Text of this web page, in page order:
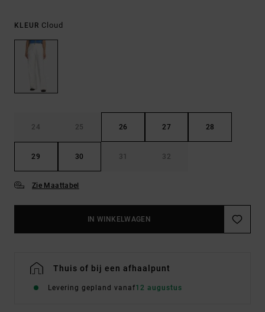
KLEUR Cloud
24 25 26 27 28
29 30 31 32
Zie Maattabel
IN WINKELWAGEN
Thuis of bij een afhaalpunt
Levering gepland vanaf12 augustus